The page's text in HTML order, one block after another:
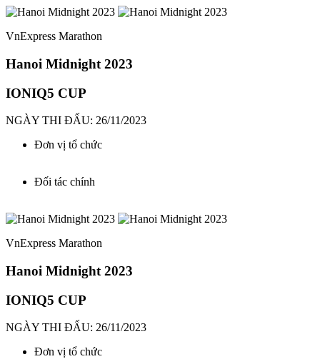
VnExpress Marathon
Hanoi Midnight 2023
IONIQ5 CUP
NGÀY THI ĐẤU: 26/11/2023
Đơn vị tổ chức
Đối tác chính
VnExpress Marathon
Hanoi Midnight 2023
IONIQ5 CUP
NGÀY THI ĐẤU: 26/11/2023
Đơn vị tổ chức